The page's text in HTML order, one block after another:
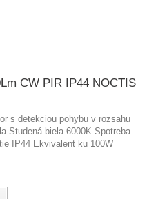
CW PIR IP44 NOCTIS
s detekciou pohybu v rozsahu
Studená biela 6000K Spotreba
IP44 Ekvivalent ku 100W